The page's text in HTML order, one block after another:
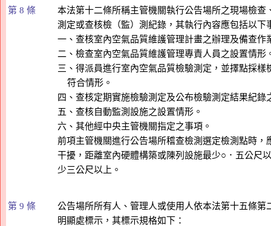
第 8 條
本法第十二條所稱主管機關執行公告場所之現場檢查
測定或查核檢（監）測紀錄，其執行內容應包括以下
一、查核室內空氣品質維護管理計畫之辦理及備查作
二、檢查室內空氣品質維護管理專責人員之設置情形
三、得派員進行室內空氣品質檢驗測定，並擇點採樣
    符合情形。
四、查核定期實施檢驗測定及公布檢驗測定結果紀錄
五、查核自動監測設施之設置情形。
六、其他經中央主管機關指定之事項。
前項主管機關進行公告場所稽查檢測選定檢測點時，
干擾，距離室內硬體構築或陳列設施最少○．五公尺
第 9 條
公告場所所有人、管理人或使用人依本法第十五條第
明顯處標示，其標示規格如下：